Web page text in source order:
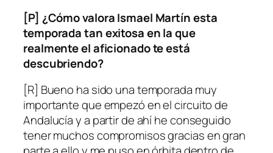
[P] ¿Cómo valora Ismael Martín esta
temporada tan exitosa en la que
realmente el aficionado te está
descubriendo?
[R] Bueno ha sido una temporada muy
importante que empezó en el circuito de
Andalucía y a partir de ahí he conseguido
tener muchos compromisos gracias en gran